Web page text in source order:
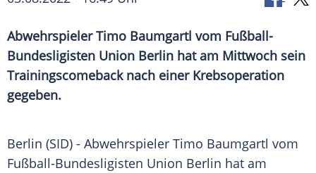
Abwehrspieler Timo Baumgartl vom Fußball-
Bundesligisten Union Berlin hat am Mittwoch sein
Trainingscomeback nach einer Krebsoperation
gegeben.
Berlin (SID) - Abwehrspieler Timo Baumgartl vom
Fußball-Bundesligisten Union Berlin hat am